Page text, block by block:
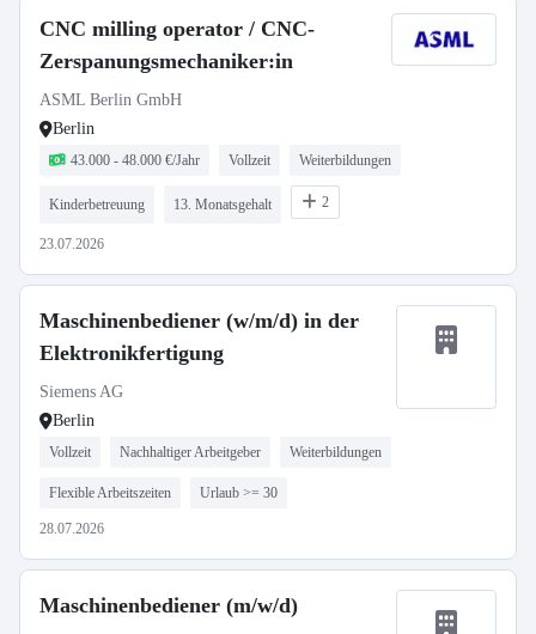
CNC milling operator / CNC-
Zerspanungsmechaniker:in
ASML Berlin GmbH
Berlin
43.000 - 48.000 €/Jahr Vollzeit Weiterbildungen
Kinderbetreuung 13. Monatsgehalt 2
23.07.2026
Maschinenbediener (w/m/d) in der
Elektronikfertigung
Siemens AG
Berlin
Vollzeit Nachhaltiger Arbeitgeber Weiterbildungen
Flexible Arbeitszeiten Urlaub >= 30
28.07.2026
Maschinenbediener (m/w/d)